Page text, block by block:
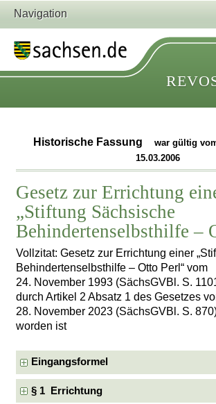
Navigation
Historische Fassung
war gültig
15.03.2006
Gesetz zur Errichtung
„Stiftung Sächsische
Behindertenselbsthilfe –
Vollzitat: Gesetz zur Errichtung einer
Behindertenselbsthilfe – Otto Perl“ vom
24. November 1993 (SächsGVBl. S.
durch Artikel 2 Absatz 1 des Gesetzes
28. November 2023 (SächsGVBl. S.
worden ist
Eingangsformel
§ 1 Errichtung